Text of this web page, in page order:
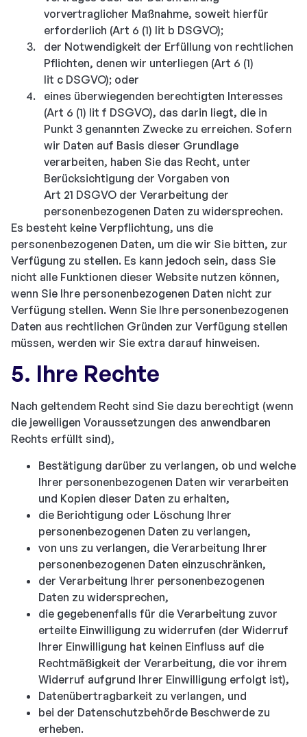
vorvertraglicher Maßnahme, soweit hierfür
erforderlich (Art 6 (1) lit b DSGVO);
der Notwendigkeit der Erfüllung von rechtlichen
Pflichten, denen wir unterliegen (Art 6 (1)
lit c DSGVO); oder
eines überwiegenden berechtigten Interesses
(Art 6 (1) lit f DSGVO), das darin liegt, die in
Punkt 3 genannten Zwecke zu erreichen. Sofern
wir Daten auf Basis dieser Grundlage
verarbeiten, haben Sie das Recht, unter
Berücksichtigung der Vorgaben von
Art 21 DSGVO der Verarbeitung der
personenbezogenen Daten zu widersprechen.
Es besteht keine Verpflichtung, uns die
personenbezogenen Daten, um die wir Sie bitten, zur
Verfügung zu stellen. Es kann jedoch sein, dass Sie
nicht alle Funktionen dieser Website nutzen können,
wenn Sie Ihre personenbezogenen Daten nicht zur
Verfügung stellen. Wenn Sie Ihre personenbezogenen
Daten aus rechtlichen Gründen zur Verfügung stellen
müssen, werden wir Sie extra darauf hinweisen.
5. Ihre Rechte
Nach geltendem Recht sind Sie dazu berechtigt (wenn
die jeweiligen Voraussetzungen des anwendbaren
Rechts erfüllt sind),
Bestätigung darüber zu verlangen, ob und welche
Ihrer personenbezogenen Daten wir verarbeiten
und Kopien dieser Daten zu erhalten,
die Berichtigung oder Löschung Ihrer
personenbezogenen Daten zu verlangen,
von uns zu verlangen, die Verarbeitung Ihrer
personenbezogenen Daten einzuschränken,
der Verarbeitung Ihrer personenbezogenen
Daten zu widersprechen,
die gegebenenfalls für die Verarbeitung zuvor
erteilte Einwilligung zu widerrufen (der Widerruf
Ihrer Einwilligung hat keinen Einfluss auf die
Rechtmäßigkeit der Verarbeitung, die vor ihrem
Widerruf aufgrund Ihrer Einwilligung erfolgt ist),
Datenübertragbarkeit zu verlangen, und
bei der Datenschutzbehörde Beschwerde zu
erheben.